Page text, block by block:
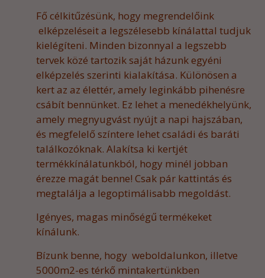
Fő célkitűzésünk, hogy megrendelőink
elképzeléseit a legszélesebb kínálattal tudjuk
kielégíteni. Minden bizonnyal a legszebb
tervek közé tartozik saját házunk egyéni
elképzelés szerinti kialakítása. Különösen a
kert az az élettér, amely leginkább pihenésre
csábít bennünket. Ez lehet a menedékhelyünk,
amely megnyugvást nyújt a napi hajszában,
és megfelelő színtere lehet családi és baráti
találkozóknak. Alakítsa ki kertjét
termékkínálatunkból, hogy minél jobban
érezze magát benne! Csak pár kattintás és
megtalálja a legoptimálisabb megoldást.
Igényes, magas minőségű termékeket
kínálunk.
Bízunk benne, hogy weboldalunkon, illetve
5000m2-es térkő mintakertünkben